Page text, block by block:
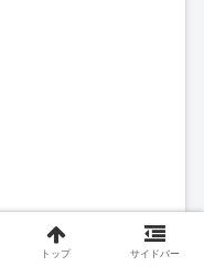
トップ サイドバー